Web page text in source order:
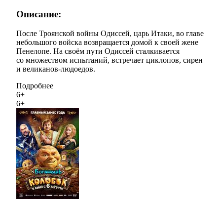
Описание:
​После Троянской войны Одиссей, царь Итаки, во главе
небольшого войска возвращается домой к своей жене
Пенелопе. На своём пути Одиссей сталкивается
со множеством испытаний, встречает циклопов, сирен
и великанов-людоедов. ​​
Подробнее
6+
6+